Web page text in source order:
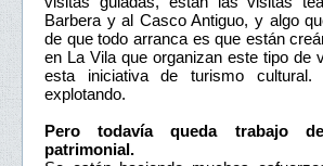
Barbera y al Casco Antiguo, y algo
de que todo arranca es que están
en La Vila que organizan este tipo de
esta iniciativa de turismo cultural.
explotando.
Pero todavía queda trabajo
patrimonial.